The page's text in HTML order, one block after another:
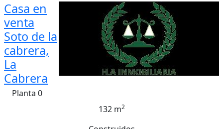
Casa en
venta
Soto de la
cabrera,
La
Cabrera
Planta 0
132 m2